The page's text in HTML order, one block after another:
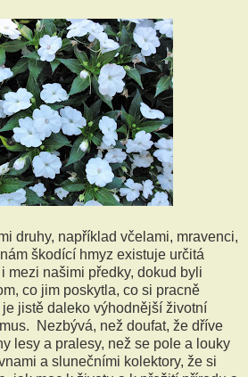
druhy, například včelami, mravenci,
škodící hmyz existuje určitá
mezi našimi předky, dokud byli
co jim poskytla, co si pracně
jistě daleko výhodnější životní
Nezbývá, než doufat, že dříve
lesy a pralesy, než se pole a louky
a slunečními kolektory, že si